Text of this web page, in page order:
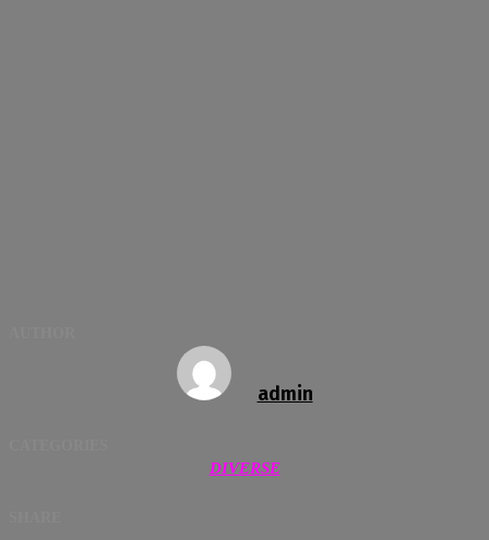
admin
DIVERSE